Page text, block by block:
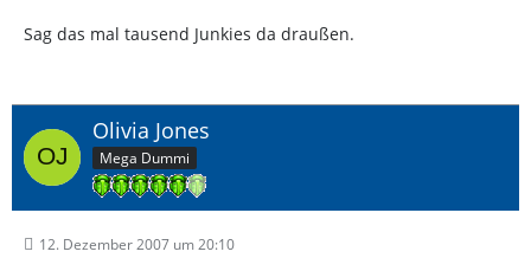
Sag das mal tausend Junkies da draußen.
Olivia Jones
Mega Dummi
12. Dezember 2007 um 20:10